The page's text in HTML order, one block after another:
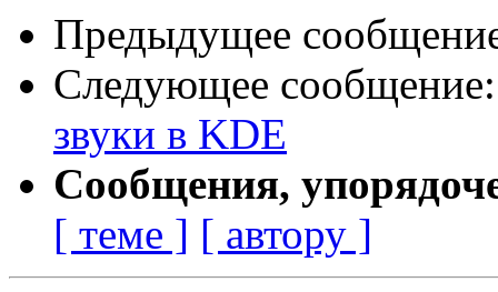
Предыдущее
Следующее
звуки в KDE
Сообщения,
[ теме ] [ автору ]